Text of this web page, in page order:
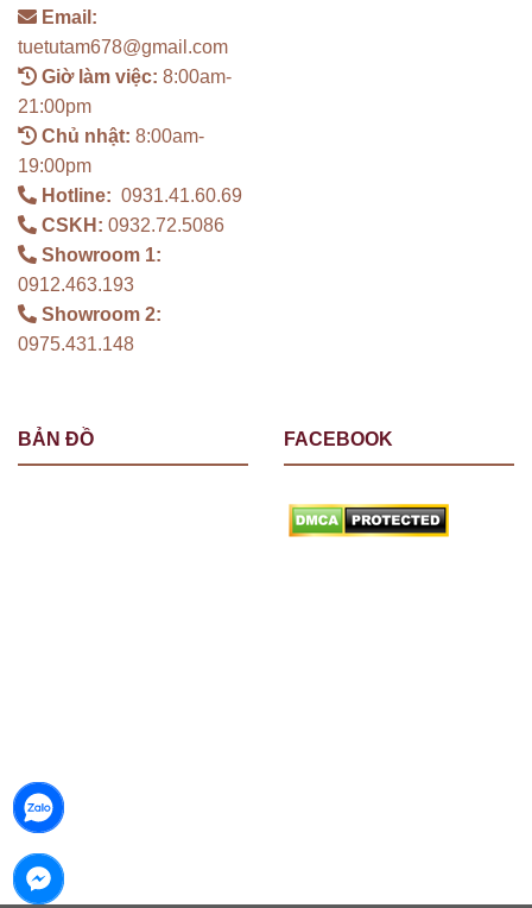
Email:
tuetutam678@gmail.com
Giờ làm việc: 8:00am-
21:00pm
Chủ nhật: 8:00am-
19:00pm
Hotline: 0931.41.60.69
CSKH: 0932.72.5086
Showroom 1:
0912.463.193
Showroom 2:
0975.431.148
BẢN ĐỒ FACEBOOK